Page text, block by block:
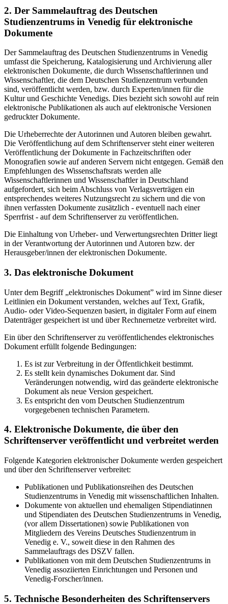
2. Der Sammelauftrag des Deutschen
Studienzentrums in Venedig für elektronische
Dokumente
Der Sammelauftrag des Deutschen Studienzentrums in Venedig
umfasst die Speicherung, Katalogisierung und Archivierung aller
elektronischen Dokumente, die durch Wissenschaftlerinnen und
Wissenschaftler, die dem Deutschen Studienzentrum verbunden
sind, veröffentlicht werden, bzw. durch Experten/innen für die
Kultur und Geschichte Venedigs. Dies bezieht sich sowohl auf rein
elektronische Publikationen als auch auf elektronische Versionen
gedruckter Dokumente.
Die Urheberrechte der Autorinnen und Autoren bleiben gewahrt.
Die Veröffentlichung auf dem Schriftenserver steht einer weiteren
Veröffentlichung der Dokumente in Fachzeitschriften oder
Monografien sowie auf anderen Servern nicht entgegen. Gemäß den
Empfehlungen des Wissenschaftsrats werden alle
Wissenschaftlerinnen und Wissenschaftler in Deutschland
aufgefordert, sich beim Abschluss von Verlagsverträgen ein
entsprechendes weiteres Nutzungsrecht zu sichern und die von
ihnen verfassten Dokumente zusätzlich - eventuell nach einer
Sperrfrist - auf dem Schriftenserver zu veröffentlichen.
Die Einhaltung von Urheber- und Verwertungsrechten Dritter liegt
in der Verantwortung der Autorinnen und Autoren bzw. der
Herausgeber/innen der elektronischen Dokumente.
3. Das elektronische Dokument
Unter dem Begriff „elektronisches Dokument” wird im Sinne dieser
Leitlinien ein Dokument verstanden, welches auf Text, Grafik,
Audio- oder Video-Sequenzen basiert, in digitaler Form auf einem
Datenträger gespeichert ist und über Rechnernetze verbreitet wird.
Ein über den Schriftenserver zu veröffentlichendes elektronisches
Dokument erfüllt folgende Bedingungen:
Es ist zur Verbreitung in der Öffentlichkeit bestimmt.
Es stellt kein dynamisches Dokument dar. Sind
Veränderungen notwendig, wird das geänderte elektronische
Dokument als neue Version gespeichert.
Es entspricht den vom Deutschen Studienzentrum
vorgegebenen technischen Parametern.
4. Elektronische Dokumente, die über den
Schriftenserver veröffentlicht und verbreitet werden
Folgende Kategorien elektronischer Dokumente werden gespeichert
und über den Schriftenserver verbreitet:
Publikationen und Publikationsreihen des Deutschen
Studienzentrums in Venedig mit wissenschaftlichen Inhalten.
Dokumente von aktuellen und ehemaligen Stipendiatinnen
und Stipendiaten des Deutschen Studienzentrums in Venedig,
(vor allem Dissertationen) sowie Publikationen von
Mitgliedern des Vereins Deutsches Studienzentrum in
Venedig e. V., soweit diese in den Rahmen des
Sammelauftrags des DSZV fallen.
Publikationen von mit dem Deutschen Studienzentrums in
Venedig assoziierten Einrichtungen und Personen und
Venedig-Forscher/innen.
5. Technische Besonderheiten des Schriftenservers